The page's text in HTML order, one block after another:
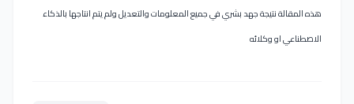
هذه المقالة نتيجة جهد بشري في جميع المعلومات والتعديل ولم يتم انتاجها بالذكاء
الاصطناعي او وكلائه